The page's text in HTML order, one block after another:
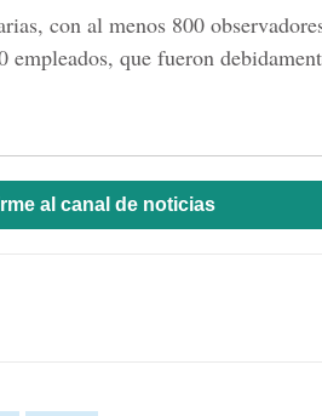
con al menos 800
que fueron
al canal de noticias